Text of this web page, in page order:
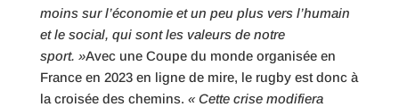
moins sur l’économie et un peu plus vers l’humain
et le social, qui sont les valeurs de notre
sport. »Avec une Coupe du monde organisée en
France en 2023 en ligne de mire, le rugby est donc à
la croisée des chemins. « Cette crise modifiera